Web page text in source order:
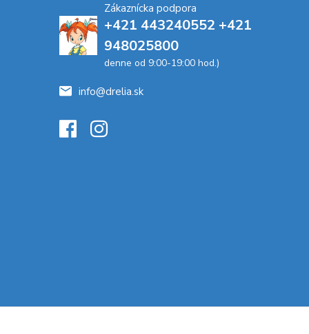
Zákaznícka podpora
+421 443240552 +421
948025800
denne od 9:00-19:00 hod.)
info@drelia.sk